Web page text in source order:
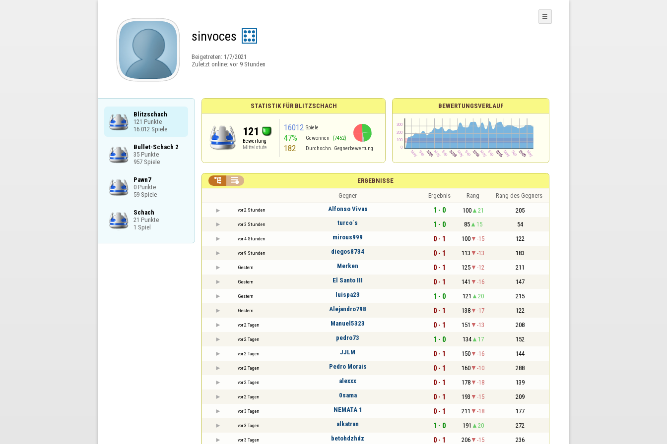
sinvoces
Beigetreten: 1/7/2021
Zuletzt online: vor 9 Stunden
☰
Blitzschach
121 Punkte
16.012 Spiele
Bullet-Schach 2
35 Punkte
957 Spiele
Pawn7
0 Punkte
59 Spiele
Schach
21 Punkte
1 Spiel
STATISTIK FÜR BLITZSCHACH
121
Bewertung
Mittelstufe
16012 Spiele
47% Gewonnen (7452)
182 Durchschn. Gegnerbewertung
BEWERTUNGSVERLAUF
ERGEBNISSE
 
Gegner Ergebnis Rang Rang des Gegners
vor 2 Stunden Alfonso Vivas 1 - 0 100 21 205
vor 3 Stunden turco´s 1 - 0 85 15 54
vor 4 Stunden mirous999 0 - 1 100 -15 122
vor 9 Stunden diegos8734 0 - 1 113 -13 183
Gestern Merken 0 - 1 125 -12 211
Gestern El Santo III 0 - 1 141 -16 147
Gestern luispa23 1 - 0 121 20 215
Gestern Alejandro798 0 - 1 138 -17 122
vor 2 Tagen Manuel5323 0 - 1 151 -13 208
vor 2 Tagen pedro73 1 - 0 134 17 152
vor 2 Tagen JJLM 0 - 1 150 -16 144
vor 2 Tagen Pedro Morais 0 - 1 160 -10 288
vor 2 Tagen alexxx 0 - 1 178 -18 139
vor 2 Tagen 0sama 0 - 1 193 -15 209
vor 3 Tagen NEMATA 1 0 - 1 211 -18 177
vor 3 Tagen alkatran 1 - 0 191 20 272
vor 3 Tagen betohdzhdz 0 - 1 206 -15 236